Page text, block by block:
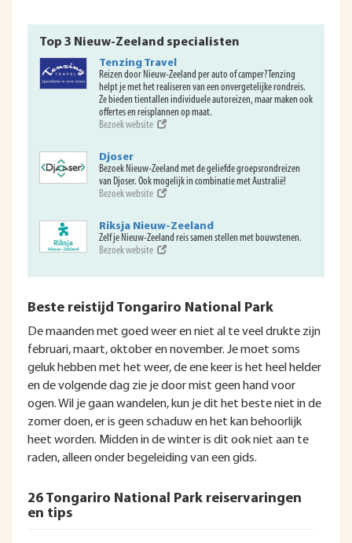
Top 3 Nieuw-Zeeland specialisten
Tenzing Travel
Reizen door Nieuw-Zeeland per auto of camper? Tenzing
helpt je met het realiseren van een onvergetelijke rondreis.
Ze bieden tientallen individuele autoreizen, maar maken ook
offertes en reisplannen op maat.
Bezoek website
Djoser
Bezoek Nieuw-Zeeland met de geliefde groepsrondreizen
van Djoser. Ook mogelijk in combinatie met Australië!
Bezoek website
Riksja Nieuw-Zeeland
Zelf je Nieuw-Zeeland reis samen stellen met bouwstenen.
Bezoek website
Beste reistijd Tongariro National Park
De maanden met goed weer en niet al te veel drukte zijn
februari, maart, oktober en november. Je moet soms
geluk hebben met het weer, de ene keer is het heel helder
en de volgende dag zie je door mist geen hand voor
ogen. Wil je gaan wandelen, kun je dit het beste niet in de
zomer doen, er is geen schaduw en het kan behoorlijk
heet worden. Midden in de winter is dit ook niet aan te
raden, alleen onder begeleiding van een gids.
26 Tongariro National Park reiservaringen
en tips